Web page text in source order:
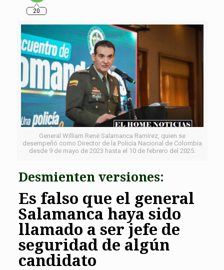
20
General William René Salamanca Ramírez, quien se
desempeñó como Director de la Policía Nacional de Colombia
desde 9 de mayo de 2023 hasta el 10 de febrero del 2025.
Desmienten versiones:
Es falso que el general
Salamanca haya sido
llamado a ser jefe de
seguridad de algún
candidato